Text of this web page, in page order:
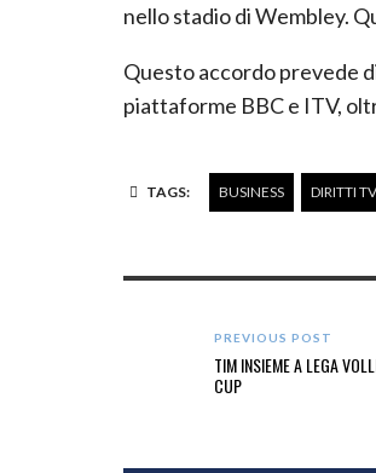
nello stadio di Wembley.
Questo accordo prevede
piattaforme BBC e ITV,
TAGS: BUSINESS DIRITTI TV
PREVIOUS POST
TIM INSIEME A LEGA
CUP